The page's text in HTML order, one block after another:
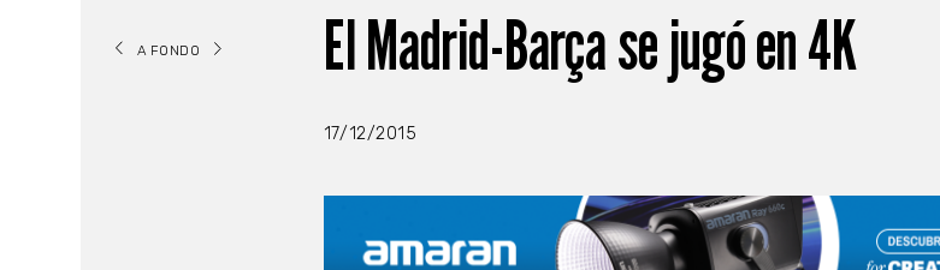
A FONDO El Madrid-Barça se jugó en 4K
17/12/2015